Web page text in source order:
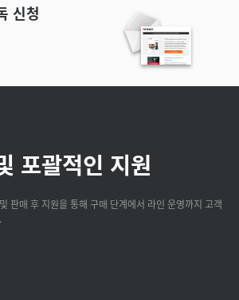
신청
포괄적인 지원
판매 후 지원을 통해 구매 단계에서 라인 운영까지 고객